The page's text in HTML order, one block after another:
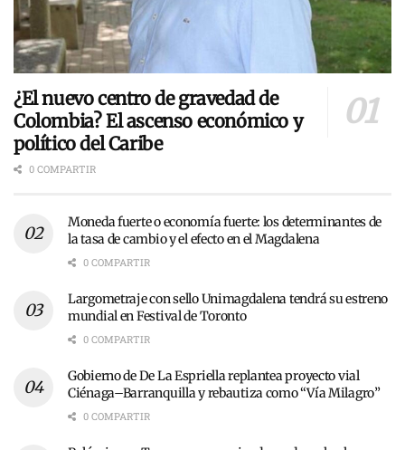
¿El nuevo centro de gravedad de
Colombia? El ascenso económico y
político del Caribe
0 COMPARTIR
Moneda fuerte o economía fuerte: los determinantes de
la tasa de cambio y el efecto en el Magdalena
0 COMPARTIR
Largometraje con sello Unimagdalena tendrá su estreno
mundial en Festival de Toronto
0 COMPARTIR
Gobierno de De La Espriella replantea proyecto vial
Ciénaga–Barranquilla y rebautiza como “Vía Milagro”
0 COMPARTIR